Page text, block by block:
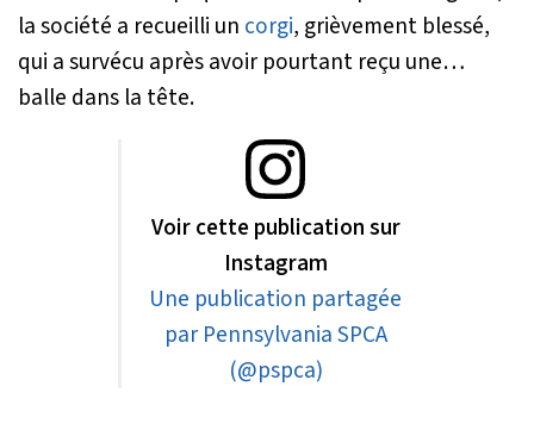
la société a recueilli un corgi, grièvement blessé,
qui a survécu après avoir pourtant reçu une…
balle dans la tête.
Voir cette publication sur
Instagram
Une publication partagée
par Pennsylvania SPCA
(@pspca)